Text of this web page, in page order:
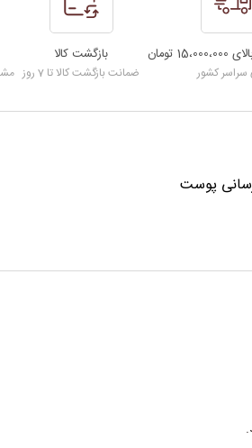
تومان
سراسر کشور
بازگشت کالا
ضمانت بازگشت کالا تا 7 روز
پوست